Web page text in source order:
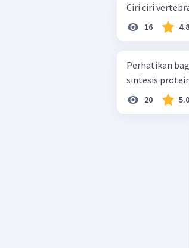
Ciri ciri
16 4.8
Perhatikan bagan sintesis
sintesis
20 5.0